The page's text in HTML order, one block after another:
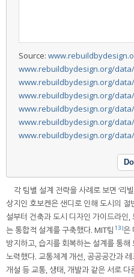
Source:
www.rebuildbydesign.org/
www.rebuildbydesign.org/
www.rebuildbydesign.org/
www.rebuildbydesign.org/
www.rebuildbydesign.org/
www.rebuildbydesign.org/
각 팀별 설계 전략을 사례로 보면 ‘리
상지인 호보켄은 샌디로 인해 도시의
설부터 건축과 도시 디자인 가이드라인
는 통합적 설계를 구축했다. MIT팀 13)은
방지하고, 습지를 회복하는 설계를 통
노력했다. 교통체계 개선, 공공공간과
개설 등 교통, 생태, 개발과 같은 서로